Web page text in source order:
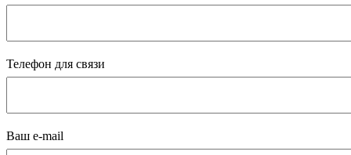
Телефон для связи
Ваш e-mail